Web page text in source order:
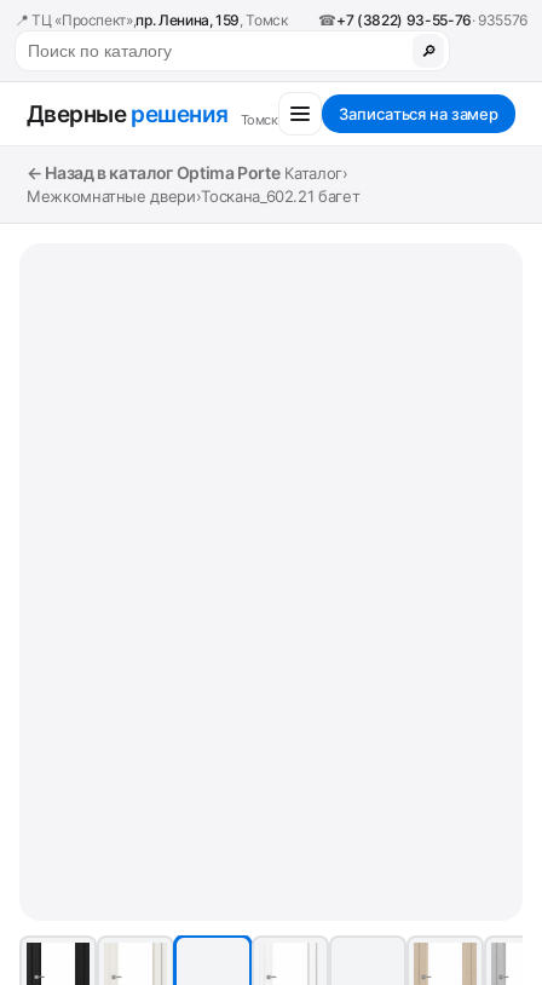
📍 ТЦ «Проспект»,пр. Ленина, 159, Томск ☎+7 (3822) 93-55-76· 935576
🔎
Дверныерешения Томск Записаться на замер
← Назад в каталог Optima Porte Каталог›
Межкомнатные двери›Тоскана_602.21 багет